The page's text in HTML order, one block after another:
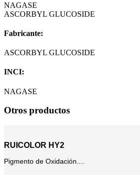
NAGASE
ASCORBYL GLUCOSIDE
Fabricante:
ASCORBYL GLUCOSIDE
INCI:
NAGASE
Otros productos
RUICOLOR HY2
Pigmento de Oxidación....